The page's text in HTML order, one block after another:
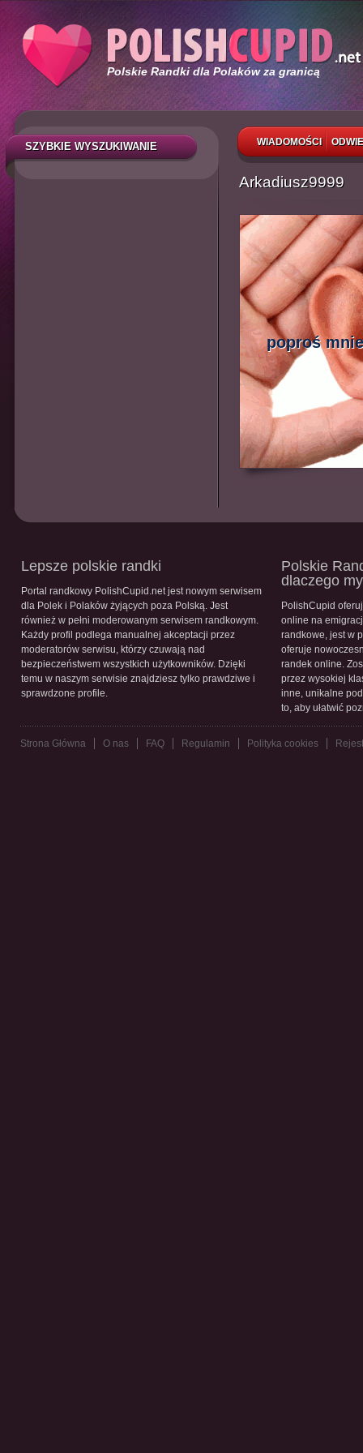
Polskie Randki dla Polaków za granicą
WIADOMOŚCI
SZYBKIE WYSZUKIWANIE
Arkadiusz9999
poproś
Lepsze polskie randki
Portal randkowy PolishCupid.net jest nowym serwisem
dla Polek i Polaków żyjących poza Polską. Jest
również w pełni moderowanym serwisem randkowym.
Każdy profil podlega manualnej akceptacji przez
moderatorów serwisu, którzy czuwają nad
bezpieczeństwem wszystkich użytkowników. Dzięki
temu w naszym serwisie znajdziesz tylko prawdziwe i
sprawdzone profile.
Polskie
dlaczego
PolishCupid
online na
randkowe, jest w
oferuje
randek online.
przez wysokiej
inne, unikalne
to, aby ułatwić
Strona Główna O nas FAQ Regulamin Polityka cookies